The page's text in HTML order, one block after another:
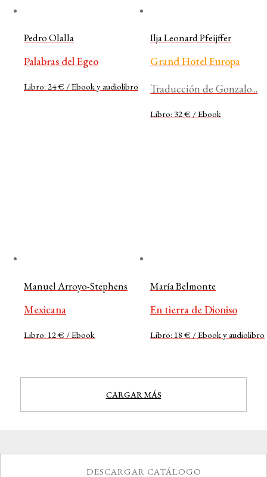
Pedro Olalla
Palabras del Egeo
Libro: 24 € / Ebook y audiolibro
Ilja Leonard Pfeijffer
Grand Hotel Europa
Traducción de Gonzalo...
Libro: 32 € / Ebook
Manuel Arroyo-Stephens
Mexicana
Libro: 12 € / Ebook
María Belmonte
En tierra de Dioniso
Libro: 18 € / Ebook y audiolibro
CARGAR MÁS
DESCARGAR CATÁLOGO